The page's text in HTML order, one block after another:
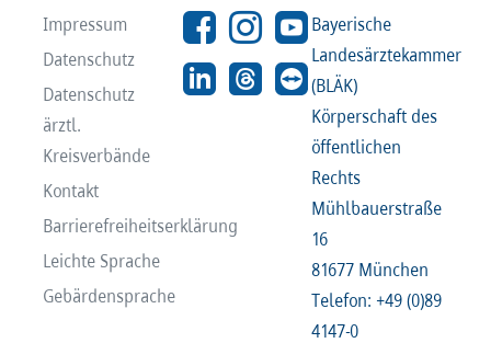
Impressum
Datenschutz
Datenschutz
ärztl.
Kreisverbände
Kontakt
Barrierefreiheitserklärung
Leichte Sprache
Gebärdensprache
Bayerische
Landesärztekammer
(BLÄK)
Körperschaft des
öffentlichen
Rechts
Mühlbauerstraße
16
81677 München
Telefon: +49 (0)89
4147-0